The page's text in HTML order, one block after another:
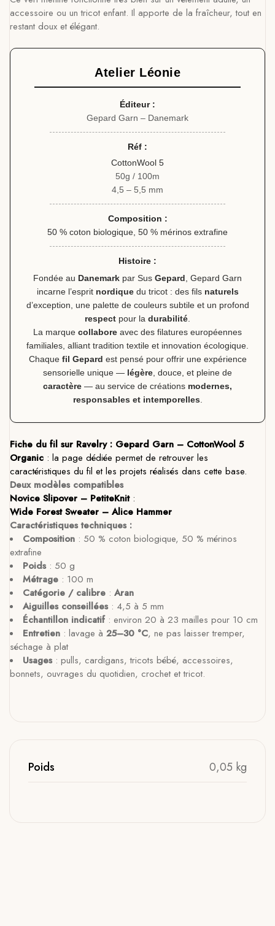
accessoire ou un tricot enfant. Il apporte de la fraîcheur, tout en
restant doux et élégant.
Atelier Léonie
Éditeur :
Gepard Garn – Danemark
Réf :
CottonWool 5
50g / 100m
4,5 – 5,5 mm
Composition :
50 % coton biologique, 50 % mérinos extrafine
Histoire :
Fondée au Danemark par Sus Gepard , Gepard Garn
incarne l’esprit nordique du tricot : des fils naturels
d’exception, une palette de couleurs subtile et un profond
respect pour la durabilité
La marque collabore avec des filatures européennes
familiales, alliant tradition textile et innovation écologique.
Chaque fil Gepard est pensé pour offrir une expérience
sensorielle unique — légère , douce, et pleine de
caractère — au service de créations modernes,
responsables et intemporelles
Fiche du fil sur Ravelry : Gepard Garn – CottonWool 5
Organic : la page dédiée permet de retrouver les
caractéristiques du fil et les projets réalisés dans cette base.
Deux modèles compatibles
Novice Slipover – PetiteKnit:
Wide Forest Sweater – Alice Hammer
Caractéristiques techniques :
Composition : 50 % coton biologique, 50 % mérinos
extrafine
Poids: 50 g
Métrage : 100 m
Catégorie / calibre : Aran
Aiguilles conseillées: 4,5 à 5 mm
Échantillon indicatif: environ 20 à 23 mailles pour 10 cm
Entretien : lavage à 25–30 °C, ne pas laisser tremper,
séchage à plat
Usages: pulls, cardigans, tricots bébé, accessoires,
bonnets, ouvrages du quotidien, crochet et tricot.
Poids 0,05 kg